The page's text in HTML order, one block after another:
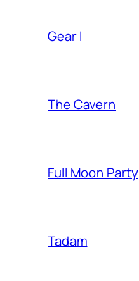
Gear I
The Cavern
Full Moon Party
Tadam